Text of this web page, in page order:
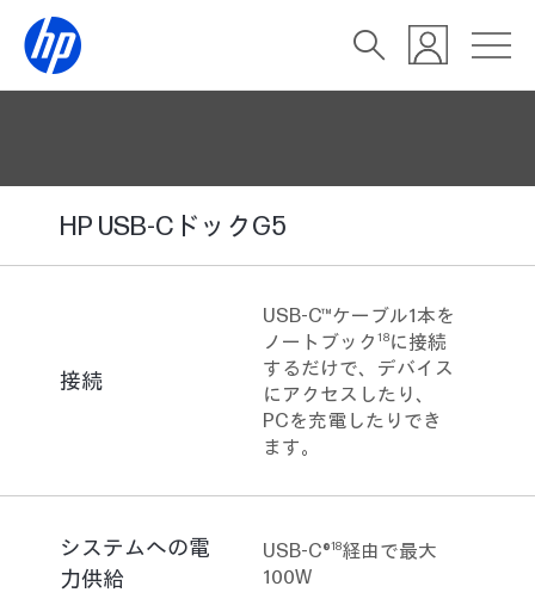
HP USB-CドックG5
接続
システムへの電
力供給
USB-C™ケーブル1本を
ノートブック 18に接続
するだけで、デバイス
にアクセスしたり、
PCを充電したりでき
ます。
USB-C®18経由で最大
100W